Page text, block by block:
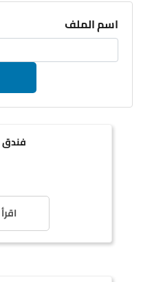
اسم الملف
فندق